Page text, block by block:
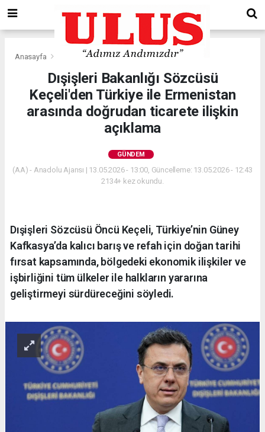
Anasayfa Gündem
Dışişleri Bakanlığı Sözcüsü
Keçeli'den Türkiye ile Ermenistan
arasında doğrudan ticarete ilişkin
açıklama
GÜNDEM
(AA) - Anadolu Ajansı | 13.05.2026 - 13:00, Güncelleme: 13.05.2026 - 12:43
2134+ kez okundu.
Dışişleri Sözcüsü Öncü Keçeli, Türkiye’nin Güney
Kafkasya’da kalıcı barış ve refah için doğan tarihi
fırsat kapsamında, bölgedeki ekonomik ilişkiler ve
işbirliğini tüm ülkeler ile halkların yararına
geliştirmeyi sürdüreceğini söyledi.